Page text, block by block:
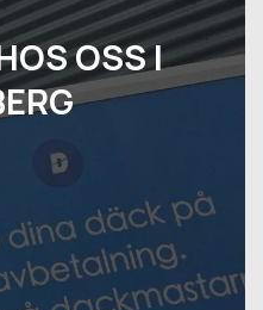
OSS I